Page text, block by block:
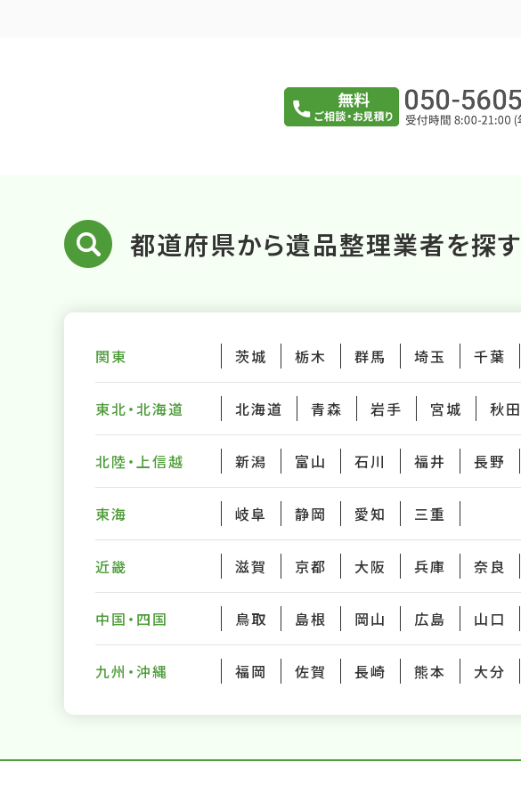
都道府県から遺品整理業者を探す
関東 茨城 栃木 群馬 埼玉 千葉
東北・北海道 北海道 青森 岩手 宮城 秋田
北陸・上信越 新潟 富山 石川 福井 長野
東海 岐阜 静岡 愛知 三重
近畿 滋賀 京都 大阪 兵庫 奈良
中国・四国 鳥取 島根 岡山 広島 山口
九州・沖縄 福岡 佐賀 長崎 熊本 大分